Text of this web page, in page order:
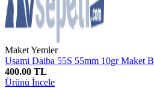
Maket Yemler
Usami Daiba 55S 55mm 10gr Maket
400.00 TL
Ürünü İncele